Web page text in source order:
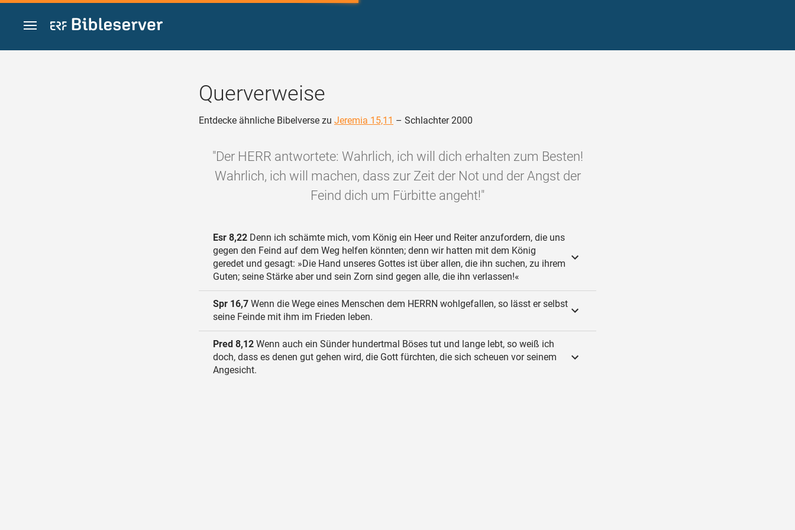
Zum Inhalt springen
Querverweise
Entdecke ähnliche Bibelverse zu Jeremia 15,11 – Schlachter 2000
"Der HERR antwortete: Wahrlich, ich will dich erhalten zum Besten!
Wahrlich, ich will machen, dass zur Zeit der Not und der Angst der
Feind dich um Fürbitte angeht!"
Esr 8,22 Denn ich schämte mich, vom König ein Heer und Reiter anzufordern, die uns
gegen den Feind auf dem Weg helfen könnten; denn wir hatten mit dem König
geredet und gesagt: »Die Hand unseres Gottes ist über allen, die ihn suchen, zu ihrem
Guten; seine Stärke aber und sein Zorn sind gegen alle, die ihn verlassen!«
Spr 16,7 Wenn die Wege eines Menschen dem HERRN wohlgefallen, so lässt er selbst
seine Feinde mit ihm im Frieden leben.
Pred 8,12 Wenn auch ein Sünder hundertmal Böses tut und lange lebt, so weiß ich
doch, dass es denen gut gehen wird, die Gott fürchten, die sich scheuen vor seinem
Angesicht.